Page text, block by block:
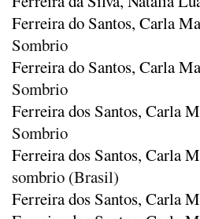
Ferreira do Santos, Carla
Sombrio
Ferreira do Santos, Carla
Sombrio
Ferreira dos Santos, Carla
Sombrio
Ferreira dos Santos, Carla
sombrio (Brasil)
Ferreira dos Santos, Carla